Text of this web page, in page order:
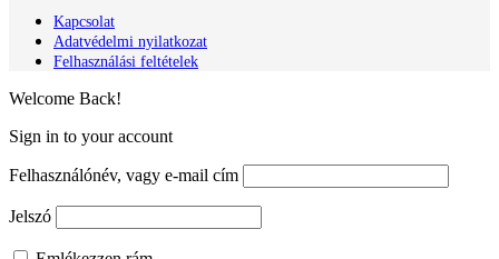
Kapcsolat
Adatvédelmi nyilatkozat
Felhasználási feltételek
Welcome Back!
Sign in to your account
Felhasználónév, vagy e-mail cím
Jelszó